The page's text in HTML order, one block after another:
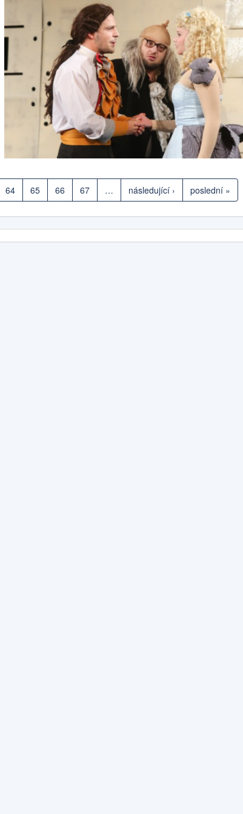
64 65 66 67 … následující › poslední »